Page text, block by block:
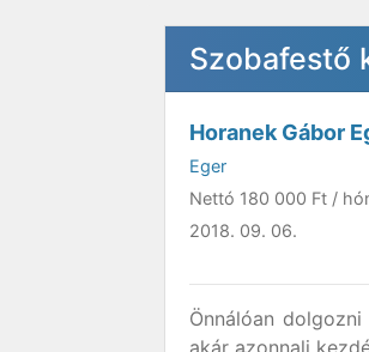
Szobafestő
Horanek Gábor
Eger
Nettó 180 000 Ft /
2018. 09. 06.
Önnálóan
akár azonnali